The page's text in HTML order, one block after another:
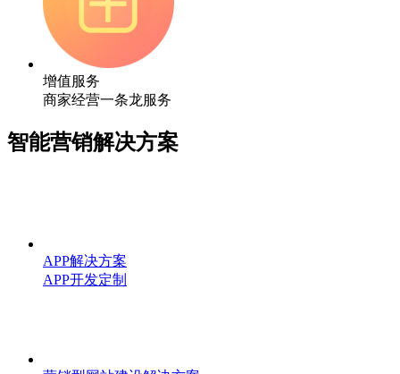
增值服务
商家经营一条龙服务
智能营销解决方案
APP解决方案
APP开发定制